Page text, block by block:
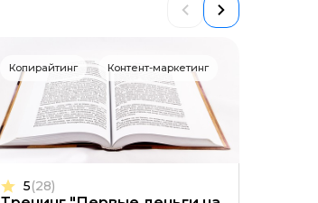
Копирайтинг Контент-маркетинг
5(28)